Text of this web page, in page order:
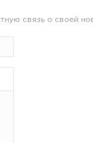
связь о своей